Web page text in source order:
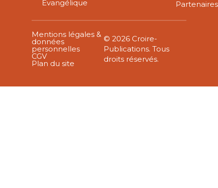
Évangélique
Partenaires
Mentions légales &
données
personnelles
CGV
Plan du site
© 2026 Croire-
Publications. Tous
droits réservés.